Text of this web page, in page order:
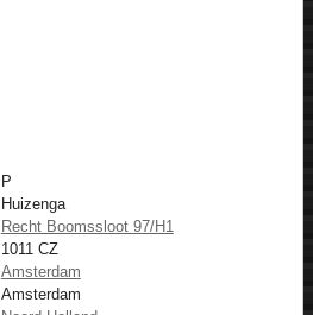
P
Huizenga
Recht Boomssloot 97/H1
1011 CZ
Amsterdam
Amsterdam